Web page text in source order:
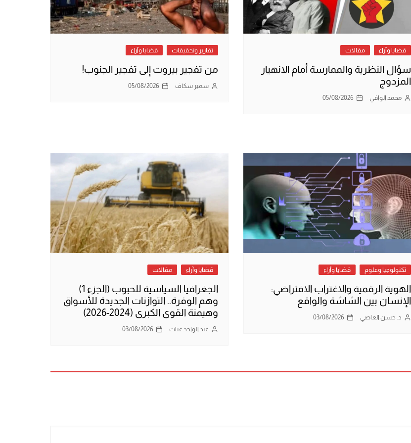
قضايا وآراء مقالات
سؤال النظرية والممارسة أمام الانهيار
المزدوج
محمد الوافي 05/08/2026
تقارير وتحقيقات قضايا وآراء
من تفجير بيروت إلى تفجير الجنوب!
سمير سكاف 05/08/2026
تكنولوجيا وعلوم قضايا وآراء
الهوية الرقمية والاغتراب الافتراضي:
الإنسان بين الشاشة والواقع
د. حسن العاصي 03/08/2026
قضايا وآراء مقالات
الجغرافيا السياسية للحبوب (الجزء 1)
وهم الوفرة.. التوازنات الجديدة للأسواق
وهيمنة القوى الكبرى (2024-2026)
عبد الواحد غيات 03/08/2026